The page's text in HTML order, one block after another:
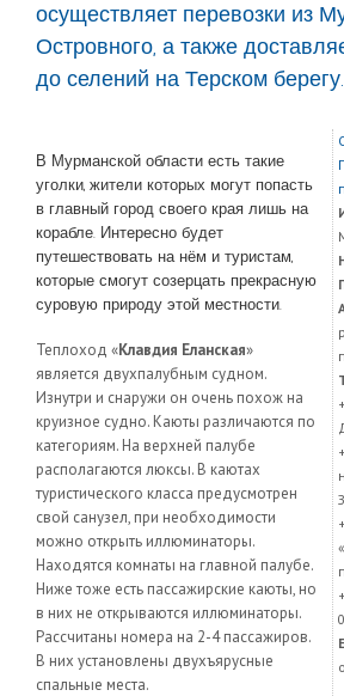
осуществляет перевозки из
Островного, а также
до селений на Терском берегу.
В Мурманской области есть такие
уголки, жители которых могут попасть
в главный город своего края лишь на
корабле. Интересно будет
путешествовать на нём и туристам,
которые смогут созерцать прекрасную
суровую природу этой местности.
Теплоход «Клавдия Еланская»
является двухпалубным судном.
Изнутри и снаружи он очень похож на
круизное судно. Каюты различаются по
категориям. На верхней палубе
располагаются люксы. В каютах
туристического класса предусмотрен
свой санузел, при необходимости
можно открыть иллюминаторы.
Находятся комнаты на главной палубе.
Ниже тоже есть пассажирские каюты, но
в них не открываются иллюминаторы.
Рассчитаны номера на 2-4 пассажиров.
В них установлены двухъярусные
спальные места.